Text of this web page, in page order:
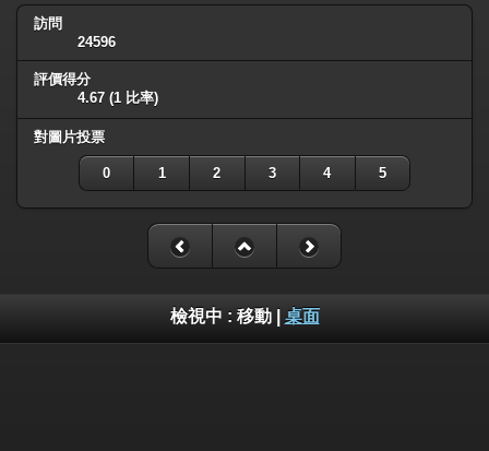
訪問
24596
評價得分
4.67 (1 比率)
對圖片投票
0 1 2 3 4 5
檢視中 : 移動| 桌面